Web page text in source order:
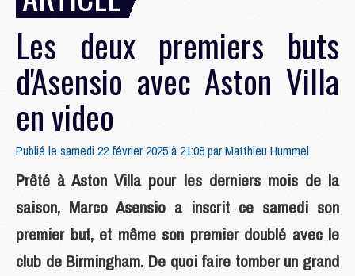
Les deux premiers buts
d'Asensio avec Aston Villa
en video
Publié le samedi 22 février 2025 à 21:08 parMatthieu Hummel
Prêté à Aston Villa pour les derniers mois de la
saison, Marco Asensio a inscrit ce samedi son
premier but, et même son premier doublé avec le
club de Birmingham. De quoi faire tomber un grand